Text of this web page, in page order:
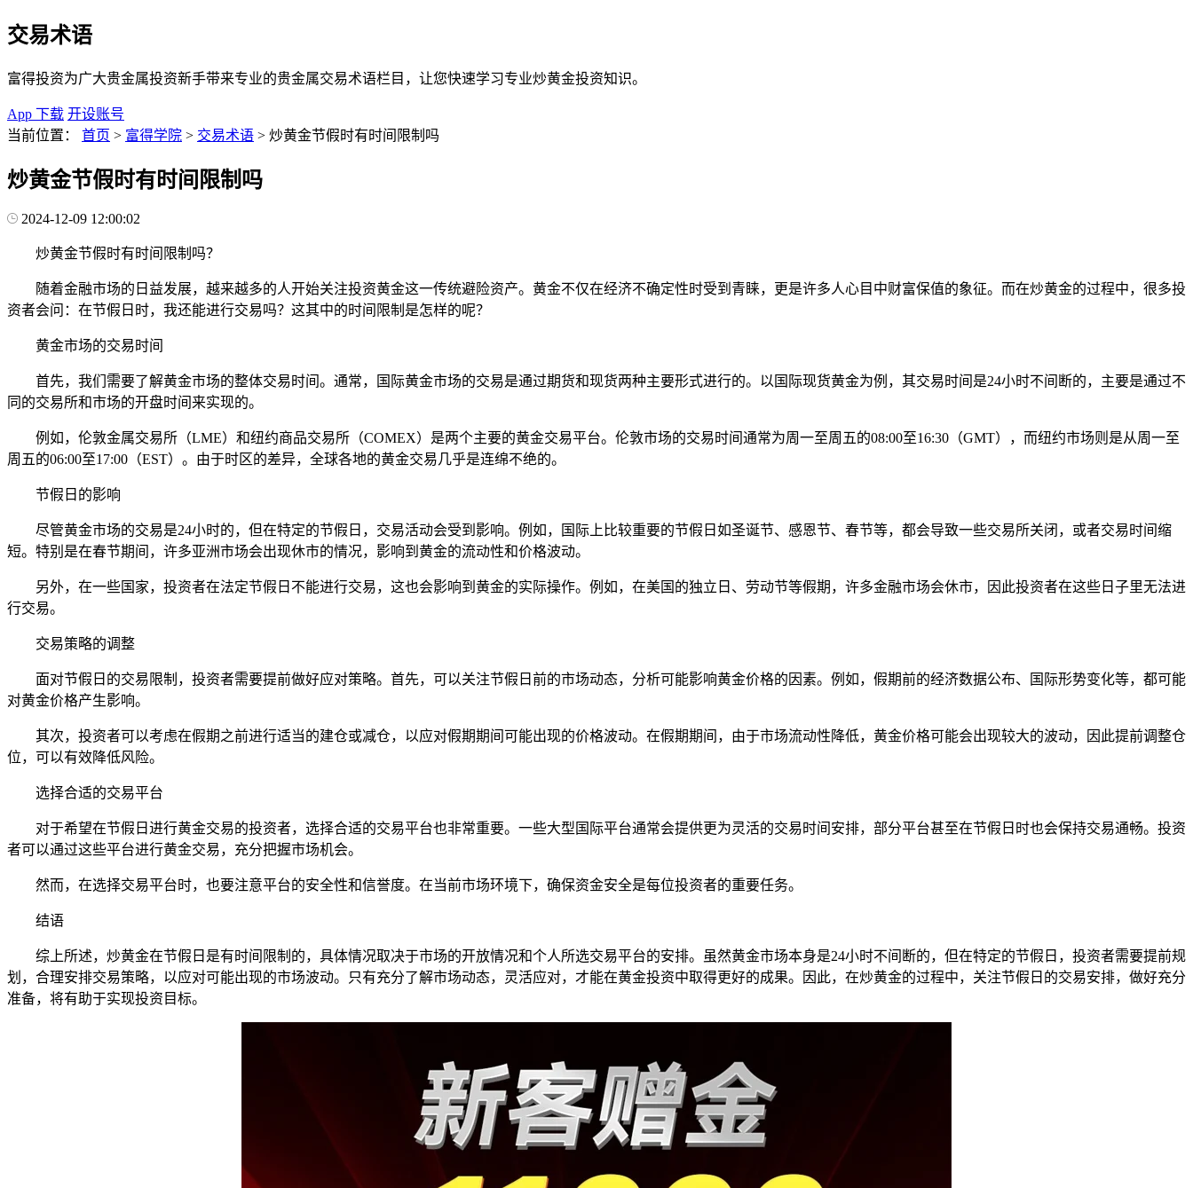
交易术语
富得投资为广大贵金属投资新手带来专业的贵金属交易术语栏目，让您快速学习专业炒黄金投资知识。
App 下载 开设账号
当前位置：
首页 > 富得学院 > 交易术语 > 炒黄金节假时有时间限制吗
炒黄金节假时有时间限制吗
2024-12-09 12:00:02
炒黄金节假时有时间限制吗？
随着金融市场的日益发展，越来越多的人开始关注投资黄金这一传统避险资产。黄金不仅在经济不确定性时受到青睐，更是许多人心目中财富保值的象征。而在炒黄金的过程中，很多投
资者会问：在节假日时，我还能进行交易吗？这其中的时间限制是怎样的呢？
黄金市场的交易时间
首先，我们需要了解黄金市场的整体交易时间。通常，国际黄金市场的交易是通过期货和现货两种主要形式进行的。以国际现货黄金为例，其交易时间是24小时不间断的，主要是通过不
同的交易所和市场的开盘时间来实现的。
例如，伦敦金属交易所（LME）和纽约商品交易所（COMEX）是两个主要的黄金交易平台。伦敦市场的交易时间通常为周一至周五的08:00至16:30（GMT），而纽约市场则是从周一至
周五的06:00至17:00（EST）。由于时区的差异，全球各地的黄金交易几乎是连绵不绝的。
节假日的影响
尽管黄金市场的交易是24小时的，但在特定的节假日，交易活动会受到影响。例如，国际上比较重要的节假日如圣诞节、感恩节、春节等，都会导致一些交易所关闭，或者交易时间缩
短。特别是在春节期间，许多亚洲市场会出现休市的情况，影响到黄金的流动性和价格波动。
另外，在一些国家，投资者在法定节假日不能进行交易，这也会影响到黄金的实际操作。例如，在美国的独立日、劳动节等假期，许多金融市场会休市，因此投资者在这些日子里无法进
行交易。
交易策略的调整
面对节假日的交易限制，投资者需要提前做好应对策略。首先，可以关注节假日前的市场动态，分析可能影响黄金价格的因素。例如，假期前的经济数据公布、国际形势变化等，都可能
对黄金价格产生影响。
其次，投资者可以考虑在假期之前进行适当的建仓或减仓，以应对假期期间可能出现的价格波动。在假期期间，由于市场流动性降低，黄金价格可能会出现较大的波动，因此提前调整仓
位，可以有效降低风险。
选择合适的交易平台
对于希望在节假日进行黄金交易的投资者，选择合适的交易平台也非常重要。一些大型国际平台通常会提供更为灵活的交易时间安排，部分平台甚至在节假日时也会保持交易通畅。投资
者可以通过这些平台进行黄金交易，充分把握市场机会。
然而，在选择交易平台时，也要注意平台的安全性和信誉度。在当前市场环境下，确保资金安全是每位投资者的重要任务。
结语
综上所述，炒黄金在节假日是有时间限制的，具体情况取决于市场的开放情况和个人所选交易平台的安排。虽然黄金市场本身是24小时不间断的，但在特定的节假日，投资者需要提前规
划，合理安排交易策略，以应对可能出现的市场波动。只有充分了解市场动态，灵活应对，才能在黄金投资中取得更好的成果。因此，在炒黄金的过程中，关注节假日的交易安排，做好充分
准备，将有助于实现投资目标。